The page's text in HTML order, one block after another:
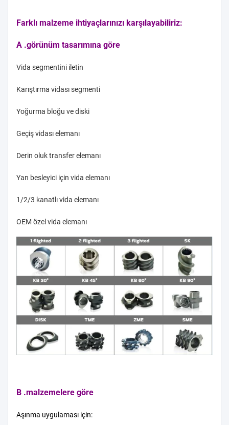
Farklı malzeme ihtiyaçlarınızı karşılayabiliriz:
A .görünüm tasarımına göre
Vida segmentini iletin
Karıştırma vidası segmenti
Yoğurma bloğu ve diski
Geçiş vidası elemanı
Derin oluk transfer elemanı
Yan besleyici için vida elemanı
1/2/3 kanatlı vida elemanı
OEM özel vida elemanı
B .malzemelere göre
Aşınma uygulaması için: